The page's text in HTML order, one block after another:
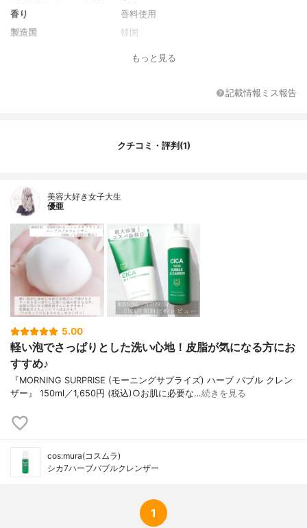
香り
香料使用
製造国
韓国
ロピルベタイン、グリセリン、BG、クエン
安息香酸Na、香料、へキシレングリコー
テンジクアオイエキス、ウンカリアトメン
ンミズヒキエキス、エンゴサク根エキス、
イタリアイトスギ葉エキス、イヌハッカエ
キス、ビフィズス菌培養液、ビフィズス菌
培養溶解質、レウコノストック／ダイコン
根発酵液、乳酸球菌培養液、乳酸桿菌／ザ
クロ果実発酵エキス、乳酸桿菌／ダイズ発
酵エキス、乳酸球菌培養溶解質、乳酸球菌
培養溶解質、アセロラチェリー発酵液、マ
ス、ツボクサエキス、ドクダミエキス、ア
ラントイン、ヨモギ葉エキス、イワベンケ
もっと見る
記載情報ミス報告
クチコミ・評判(1)
美容大好き女子大生
優亜
5.00
軽い泡でさっぱりとした洗い心地！皮脂が気になる方にお
すすめ♪
『MORNING SURPRISE (モーニングサプライズ) ハーブ バブル クレン
ザー』 150ml／1,650円 (税込)○お肌に必要な…続きを見る
cos:mura(コスムラ)
シカ7ハーブバブルクレンザー
1